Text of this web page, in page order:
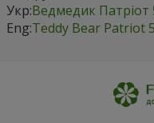
Укр:Ведмедик Патріот
Eng:Teddy Bear Patriot